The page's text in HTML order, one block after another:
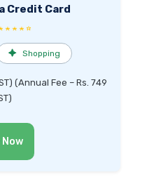
Credit Card
★ ★ ☆
✦ Shopping
(Annual Fee – Rs. 749